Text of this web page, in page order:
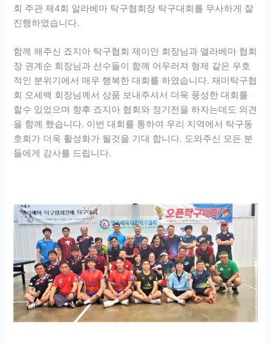
회 주관 제4회 알라베마 탁구협회장 탁구대회를 무사하게 잘
진행하였습니다.
함께 해주신 죠지아 탁구협회 제이안 회장님과 앨라베마 협회
장 권계순 회장님과 선수들이 함께 어우러져 형제 같은 우호
적인 분위기에서 매우 행복한 대회를 하였습니다. 재미탁구협
회 오세백 회장님께서 상품 보내주셔서 더욱 풍성한 대회를
할수 있었으며 향후 죠지아 협회와 정기전을 하자는데도 의견
을 함께 했습니다. 이번 대회를 통하여 우리 지역에서 탁구동
호회가 더욱 활성화가 될것을 기대 합니다. 도와주신 모든 분
들에게 감사를 드립니다.